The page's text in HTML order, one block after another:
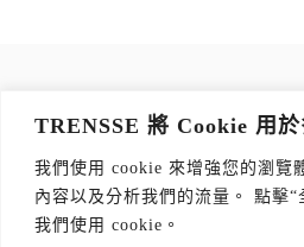
TRENSSE 將 Cookie 用
我們使用 cookie 來增強您的瀏覽
內容以及分析我們的流量。 點擊“
我們使用 cookie。
讀出你的品味，每週獲取
訂閱傳思電子報*